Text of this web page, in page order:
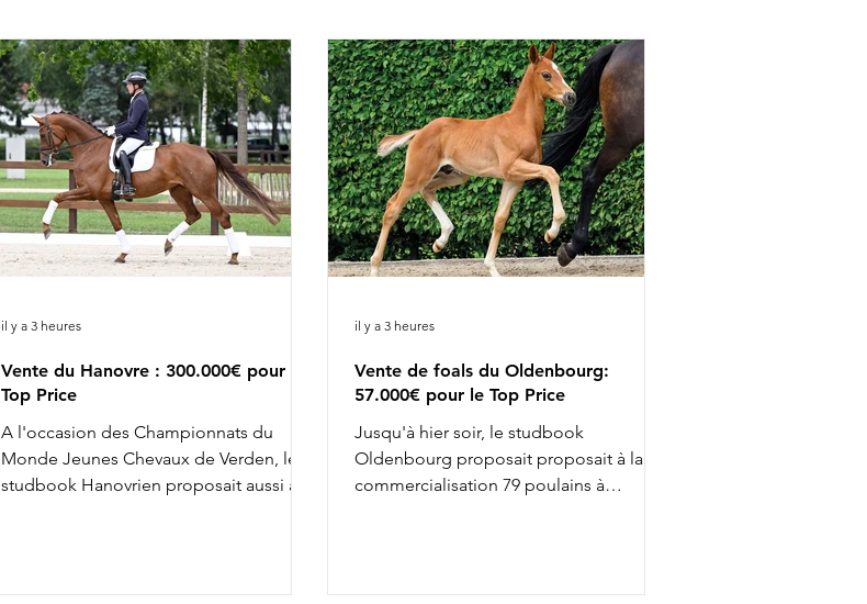
Vente du Hanovre : 300.000€ pour le
Top Price
A l'occasion des Championnats du
Monde Jeunes Chevaux de Verden, le
studbook Hanovrien proposait aussi à la
l'évènement. Le Top Price revenait à
il y a 3 heures
Vente de foals du Oldenbourg:
57.000€ pour le Top Price
Jusqu'à hier soir, le studbook
Oldenbourg proposait proposait à la
commercialisation 79 poulains à
Millennium issu de la même grand mère
il y a 3 heures